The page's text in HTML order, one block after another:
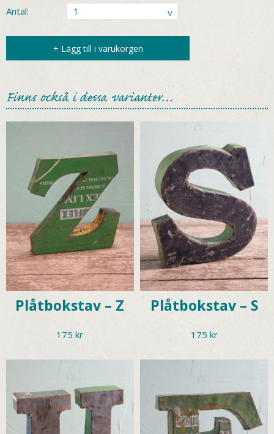
Antal:
+ Lägg till i varukorgen
Finns också i dessa varianter…
Plåtbokstav – Z
175kr
Plåtbokstav – S
175 kr